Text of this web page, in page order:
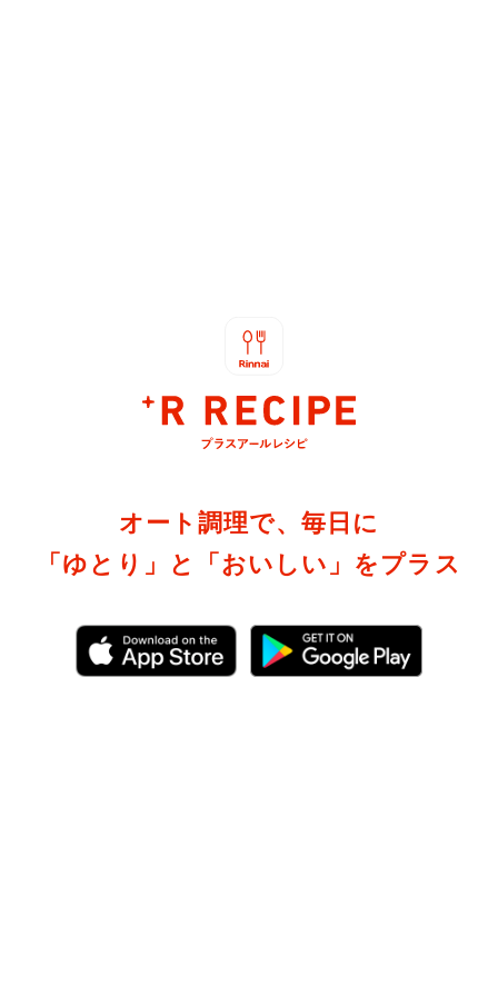
オート調理で、毎日に
「ゆとり」と「おいしい」をプラス